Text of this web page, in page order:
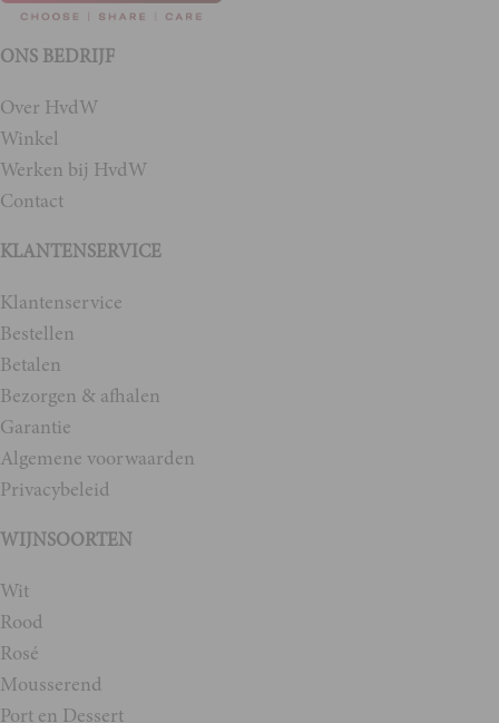
ONS BEDRIJF
Over HvdW
Winkel
Werken bij HvdW
Contact
KLANTENSERVICE
Klantenservice
Bestellen
Betalen
Bezorgen & afhalen
Garantie
Algemene voorwaarden
Privacybeleid
WIJNSOORTEN
Wit
Rood
Rosé
Mousserend
Port en Dessert